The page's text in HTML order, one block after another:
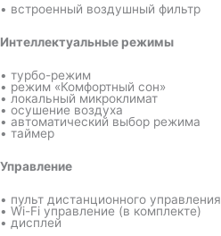
• встроенный воздушный фильтр
Интеллектуальные режимы
• турбо-режим
• режим «Комфортный сон»
• локальный микроклимат
• осушение воздуха
• автоматический выбор режима
• таймер
Управление
• пульт дистанционного управления
• Wi-Fi управление (в комплекте)
• дисплей